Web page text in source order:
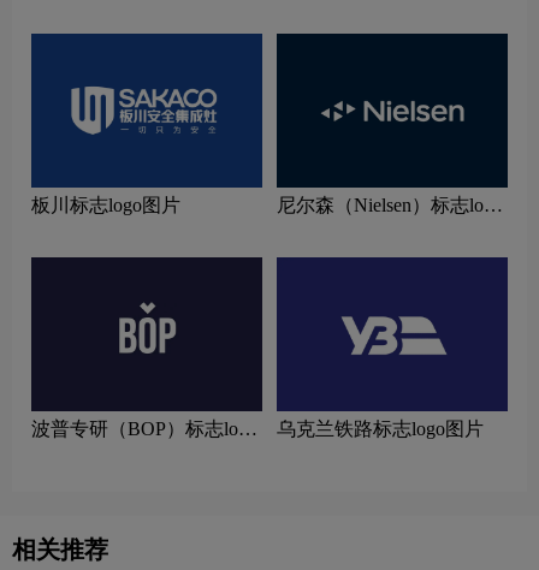
板川标志logo图片
尼尔森（Nielsen）标志logo
波普专研（BOP）标志logo
乌克兰铁路标志logo图片
相关推荐